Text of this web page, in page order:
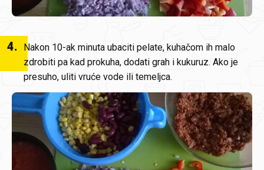
4.
Nakon 10-ak minuta ubaciti pelate, kuhačom ih malo
zdrobiti pa kad prokuha, dodati grah i kukuruz. Ako je
presuho, uliti vruće vode ili temeljca.